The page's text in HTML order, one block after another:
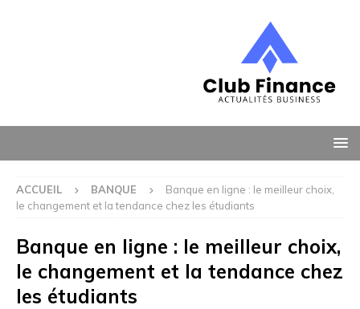
ACCUEIL BANQUE
Banque en ligne : le meilleur choix,
le changement et la tendance chez les étudiants
Banque en ligne : le meilleur choix,
le changement et la tendance chez
les étudiants